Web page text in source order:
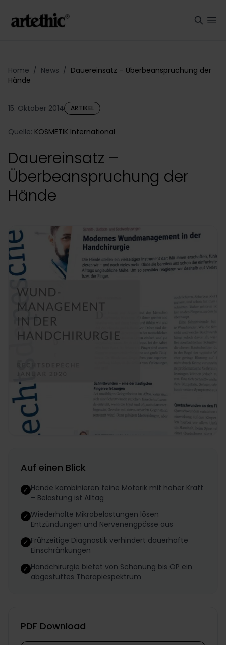
Home / News / Dauereinsatz – Überbeanspruchung der
Hände
15. Oktober 2014 ARTIKEL
Quelle: KOSMETIK International
Dauereinsatz –
Überbeanspruchung der
Hände
Auf einen Blick
✓ Hände kombinieren feine Motorik mit hoher Kraft
– Belastung ist Alltag
✓ Wiederholte Mikrobelastungen lösen
Entzündungen und Nervenengpässe aus
✓ Frühzeitige Diagnostik verhindert dauerhafte
Einschränkungen
✓ Handchirurgie bietet von Schonung bis OP ein
abgestuftes Therapiespektrum
PDF Download